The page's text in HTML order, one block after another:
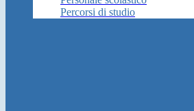
Percorsi di studio